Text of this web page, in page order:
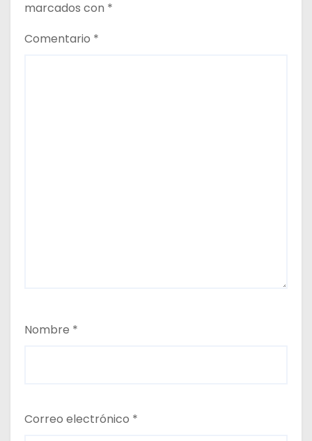
marcados con *
Comentario *
Nombre *
Correo electrónico *